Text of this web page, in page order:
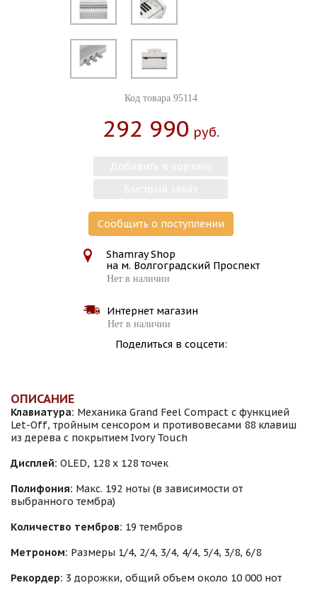
Код товара 95114
292 990 Руб.
Сообщить о поступлении
Shamray Shop
на м. Волгоградский Проспект
Нет в наличии
Интернет магазин
Нет в наличии
Поделиться в соцсети:
ОПИСАНИЕ
Клавиатура: Механика Grand Feel Compact с функцией
Let-Off, тройным сенсором и противовесами 88 клавиш
из дерева с покрытием Ivory Touch
Дисплей: OLED, 128 x 128 точек
Полифония: Макс. 192 ноты (в зависимости от
выбранного тембра)
Количество тембров: 19 тембров
Метроном: Размеры 1/4, 2/4, 3/4, 4/4, 5/4, 3/8, 6/8
Рекордер: 3 дорожки, общий объем около 10 000 нот